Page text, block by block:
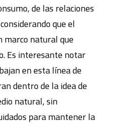
de las relaciones
que el
marco natural que
Es interesante notar
en esta línea de
dentro de la idea de
natural, sin
para mantener la